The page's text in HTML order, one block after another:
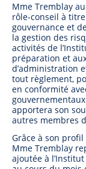
Mme Tremblay
rôle-conseil à
gouvernance et
la gestion des
activités de
préparation et
d’administration
tout règlement,
en conformité
apportera son
autres membres
Grâce à son
Mme Tremblay
ajoutée à